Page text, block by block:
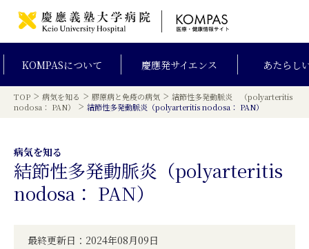
KOMPASについて 慶應発サイエンス あたらし
TOP > 病気を知る > 膠原病と免疫の病気 > 結節性多発動脈炎 （polyarteritis
nodosa： PAN）
> 結節性多発動脈炎（polyarteritis nodosa： PAN）
病気を知る
結節性多発動脈炎（polyarteritis
nodosa： PAN）
最終更新日：2024年08月09日